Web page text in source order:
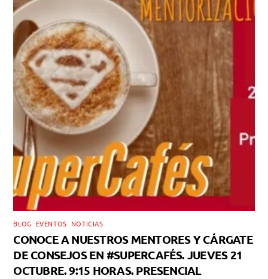
BLOG EVENTOS NOTICIAS
CONOCE A NUESTROS MENTORES Y CÁRGATE
DE CONSEJOS EN #SUPERCAFÉS. JUEVES 21
OCTUBRE. 9:15 HORAS. PRESENCIAL